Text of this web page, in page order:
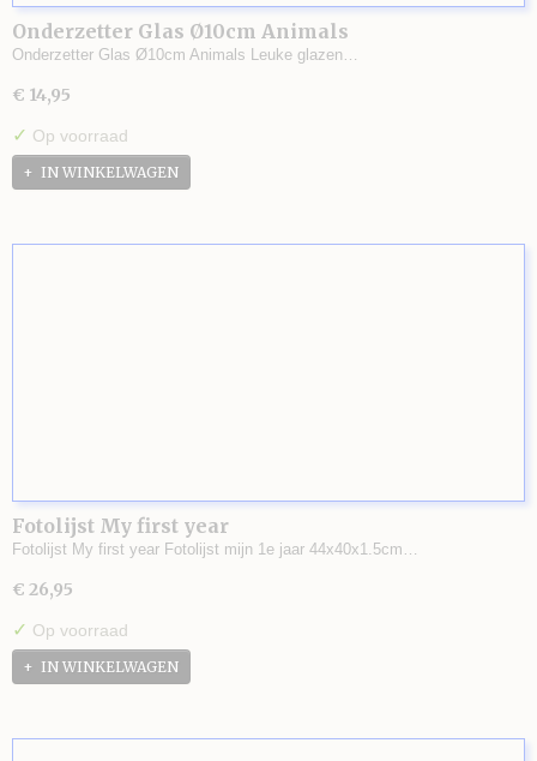
Onderzetter Glas Ø10cm Animals
Onderzetter Glas Ø10cm Animals Leuke glazen…
€ 14,95
✓ Op voorraad
IN WINKELWAGEN
Fotolijst My first year
Fotolijst My first year Fotolijst mijn 1e jaar 44x40x1.5cm…
€ 26,95
✓ Op voorraad
IN WINKELWAGEN